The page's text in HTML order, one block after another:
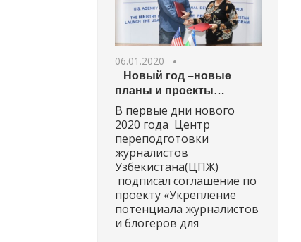
06.01.2020
Новый год –новые
планы и проекты…
В первые дни нового
2020 года Центр
переподготовки
журналистов
Узбекистана(ЦПЖ)
подписал соглашение по
проекту «Укрепление
потенциала журналистов
и блогеров для